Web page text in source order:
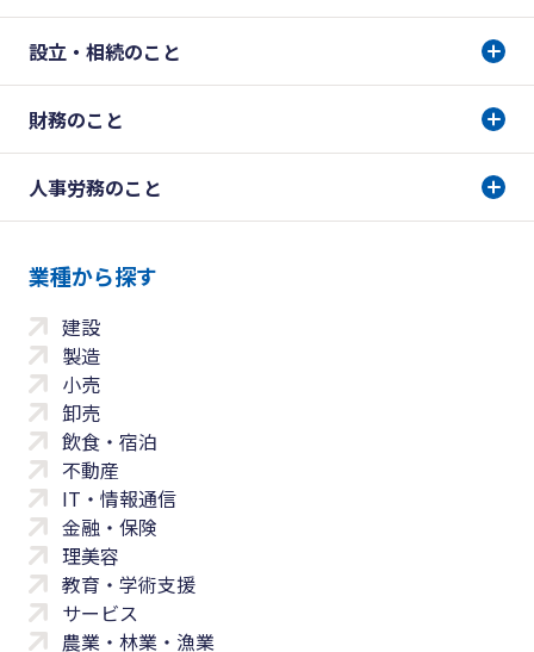
設立・相続のこと
財務のこと
人事労務のこと
業種から探す
建設
製造
小売
卸売
飲食・宿泊
不動産
IT・情報通信
金融・保険
理美容
教育・学術支援
サービス
農業・林業・漁業